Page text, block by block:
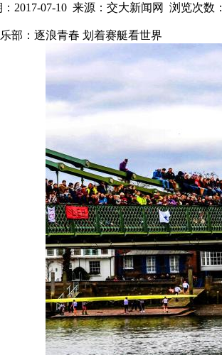
2017-07-10 来源：交大新闻网 浏览次数：
：逐浪青春 划着赛艇看世界